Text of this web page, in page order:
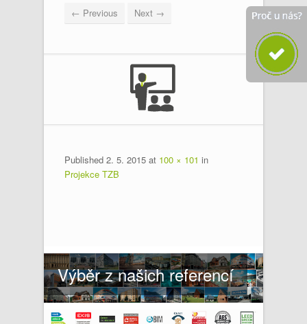
← Previous Next →
Published 2. 5. 2015 at 100 × 101 in
Projekce TZB
Výběr z našich referencí